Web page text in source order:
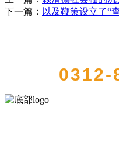
下一篇： 以及鞭策设立了“
0312-